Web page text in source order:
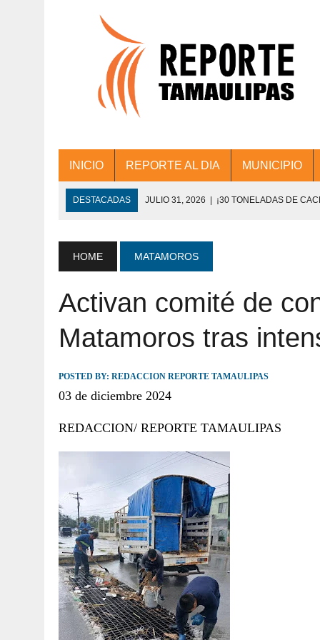
INICIO REPORTE AL DIA MUNICIPIO
DESTACADAS JULIO 31, 2026 | ¡30 TONELADAS DE
JULIO 30, 2026 | 💧🚰 ¡AGUA PARA LA COMUNIDAD!
JULIO 30, 2026 ¡TRABAJO EN EQUIPO Y RESULTADOS!
JULIO 30, 2026 TAMAULIPAS TE INVITA A DESCUBRIR EL
HOME MATAMOROS
Activan comité de
Matamoros tras
POSTED BY: REDACCION REPORTE TAMAULIPAS
03 de diciembre 2024
REDACCION/ REPORTE TAMAULIPAS